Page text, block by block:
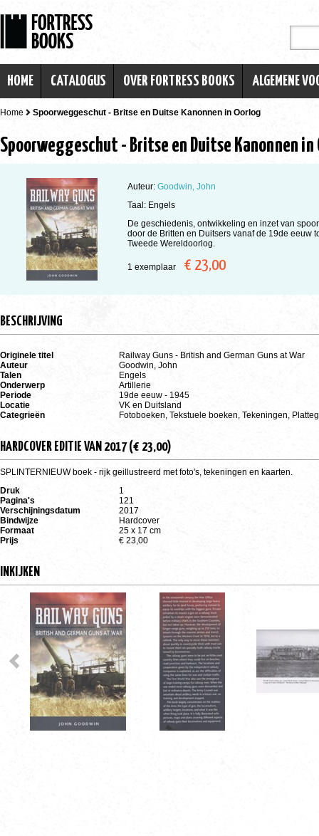
HOME CATALOGUS OVER FORTRESS BOOKS ALGEMENE
Home Spoorweggeschut - Britse en Duitse Kanonnen in Oorlog
Spoorweggeschut - Britse en Duitse Kanonnen in
Auteur: Goodwin, John
Taal: Engels
De geschiedenis, ontwikkeling en inzet van
door de Britten en Duitsers vanaf de 19de eeuw
Tweede Wereldoorlog.
1 exemplaar € 23,00
BESCHRIJVING
Originele titel
Railway Guns - British and German Guns at War
Auteur
Goodwin, John
Talen
Engels
Onderwerp
Artillerie
Periode
19de eeuw - 1945
Locatie
VK en Duitsland
Categrieën
Fotoboeken, Tekstuele boeken, Tekeningen,
HARDCOVER EDITIE VAN 2017 (€ 23,00)
SPLINTERNIEUW boek - rijk geillustreerd met foto's, tekeningen en kaarten.
Druk
1
Pagina's
121
Verschijningsdatum
2017
Bindwijze
Hardcover
Formaat
25 x 17 cm
Prijs
€ 23,00
INKIJKEN